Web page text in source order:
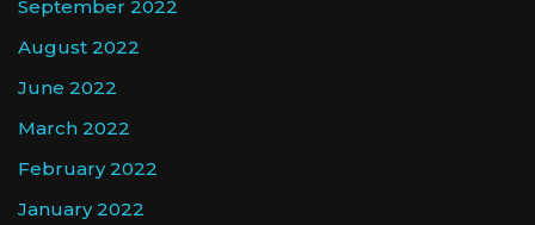
September 2022
August 2022
June 2022
March 2022
February 2022
January 2022